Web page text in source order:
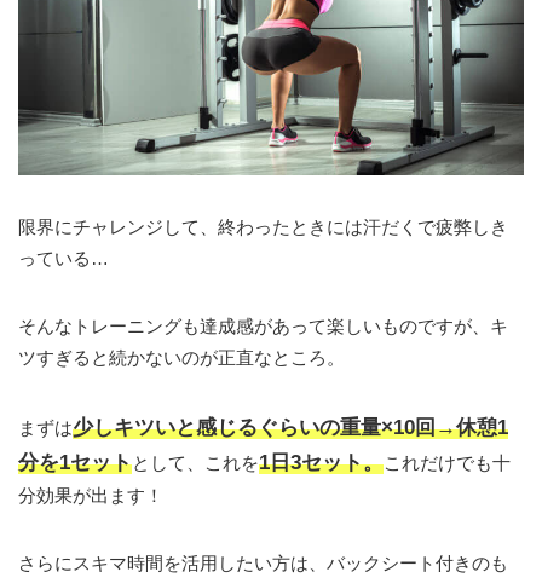
限界にチャレンジして、終わったときには汗だくで疲弊しき
っている…
そんなトレーニングも達成感があって楽しいものですが、キ
ツすぎると続かないのが正直なところ。
まずは少しキツいと感じるぐらいの重量×10回→休憩1
分を1セットとして、これを1日3セット。これだけでも十
分効果が出ます！
さらにスキマ時間を活用したい方は、バックシート付きのも